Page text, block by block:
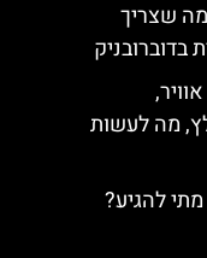
מה שצריך
מה לעשות
מתי להגיע?